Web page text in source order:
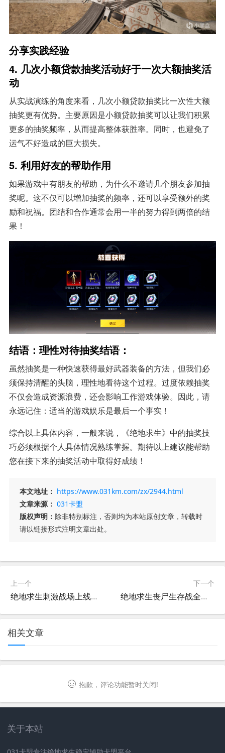
分享实践经验
4. 几次小额贷款抽奖活动好于一次大额抽奖活
动
从实战演练的角度来看，几次小额贷款抽奖比一次性大额
抽奖更有优势。主要原因是小额贷款抽奖可以让我们积累
更多的抽奖频率，从而提高整体获胜率。同时，也避免了
运气不好造成的巨大损失。
5. 利用好友的帮助作用
如果游戏中有朋友的帮助，为什么不邀请几个朋友参加抽
奖呢。这不仅可以增加抽奖的频率，还可以享受额外的奖
励和祝福。团结和合作通常会用一半的努力得到两倍的结
果！
结语：理性对待抽奖结语：
虽然抽奖是一种快速获得最好武器装备的方法，但我们必
须保持清醒的头脑，理性地看待这个过程。过度依赖抽奖
不仅会造成资源浪费，还会影响工作游戏体验。因此，请
永远记住：适当的游戏娱乐是最后一个事实！
综合以上具体内容，一般来说，《绝地求生》中的抽奖技
巧必须根据个人具体情况熟练掌握。期待以上建议能帮助
您在接下来的抽奖活动中取得好成绩！
本文地址： https://www.031km.com/zx/2944.html
文章来源： 031卡盟
版权声明： 除非特别标注，否则均为本站原创文章，转载时
请以链接形式注明文章出处。
上一个
绝地求生刺激战场上线时间介绍-绝地求生刺激战场具体发布时间详解
下一个
绝地求生丧尸生存战全攻略-如何在绝地求生丧尸模式中生存下来
相关文章
抱歉，评论功能暂时关闭!
关于本站